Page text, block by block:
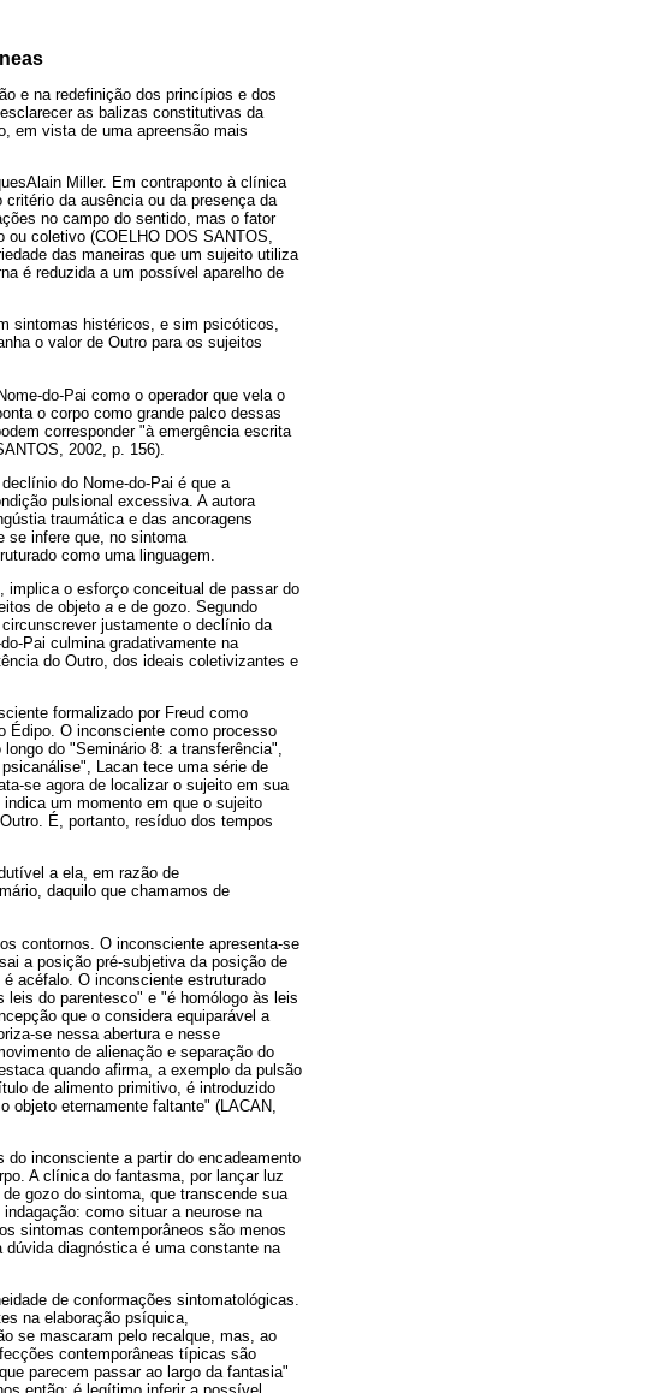
e na redefinição dos princípios e dos
as balizas constitutivas da
em vista de uma apreensão mais
Miller. Em contraponto à clínica
da ausência ou da presença da
no campo do sentido, mas o fator
coletivo (COELHO DOS SANTOS,
das maneiras que um sujeito utiliza
é reduzida a um possível aparelho de
sintomas histéricos, e sim psicóticos,
o valor de Outro para os sujeitos
do-Pai como o operador que vela o
o corpo como grande palco dessas
corresponder "à emergência escrita
2002, p. 156).
do Nome-do-Pai é que a
pulsional excessiva. A autora
traumática e das ancoragens
se infere que, no sintoma
como uma linguagem.
implica o esforço conceitual de passar do
de objeto a e de gozo. Segundo
justamente o declínio da
Pai culmina gradativamente na
do Outro, dos ideais coletivizantes e
formalizado por Freud como
Édipo. O inconsciente como processo
do "Seminário 8: a transferência",
Lacan tece uma série de
se agora de localizar o sujeito em sua
indica um momento em que o sujeito
É, portanto, resíduo dos tempos
a ela, em razão de
daquilo que chamamos de
contornos. O inconsciente apresenta-se
a posição pré-subjetiva da posição de
acéfalo. O inconsciente estruturado
leis do parentesco" e "é homólogo às leis
que o considera equiparável a
se nessa abertura e nesse
de alienação e separação do
quando afirma, a exemplo da pulsão
de alimento primitivo, é introduzido
objeto eternamente faltante" (LACAN,
inconsciente a partir do encadeamento
A clínica do fantasma, por lançar luz
gozo do sintoma, que transcende sua
como situar a neurose na
sintomas contemporâneos são menos
diagnóstica é uma constante na
de conformações sintomatológicas.
na elaboração psíquica,
se mascaram pelo recalque, mas, ao
contemporâneas típicas são
parecem passar ao largo da fantasia"